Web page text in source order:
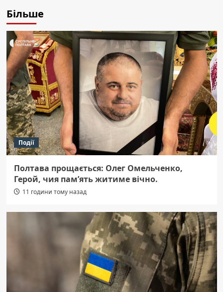
Більше
Події
Полтава прощається: Олег Омельченко,
Герой, чия пам’ять житиме вічно.
11 години тому назад